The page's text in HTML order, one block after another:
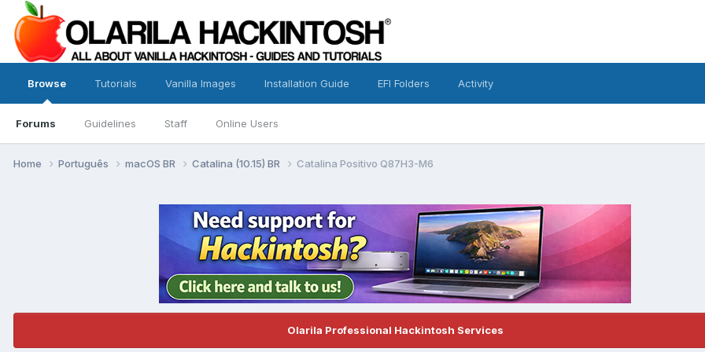
Browse
Forums Guidelines Staff Online Users
Tutorials Vanilla Images Installation Guide EFI Folders Activity
Home Português macOS BR Catalina (10.15) BR Catalina Positivo Q87H3-M6
Olarila Professional Hackintosh Services